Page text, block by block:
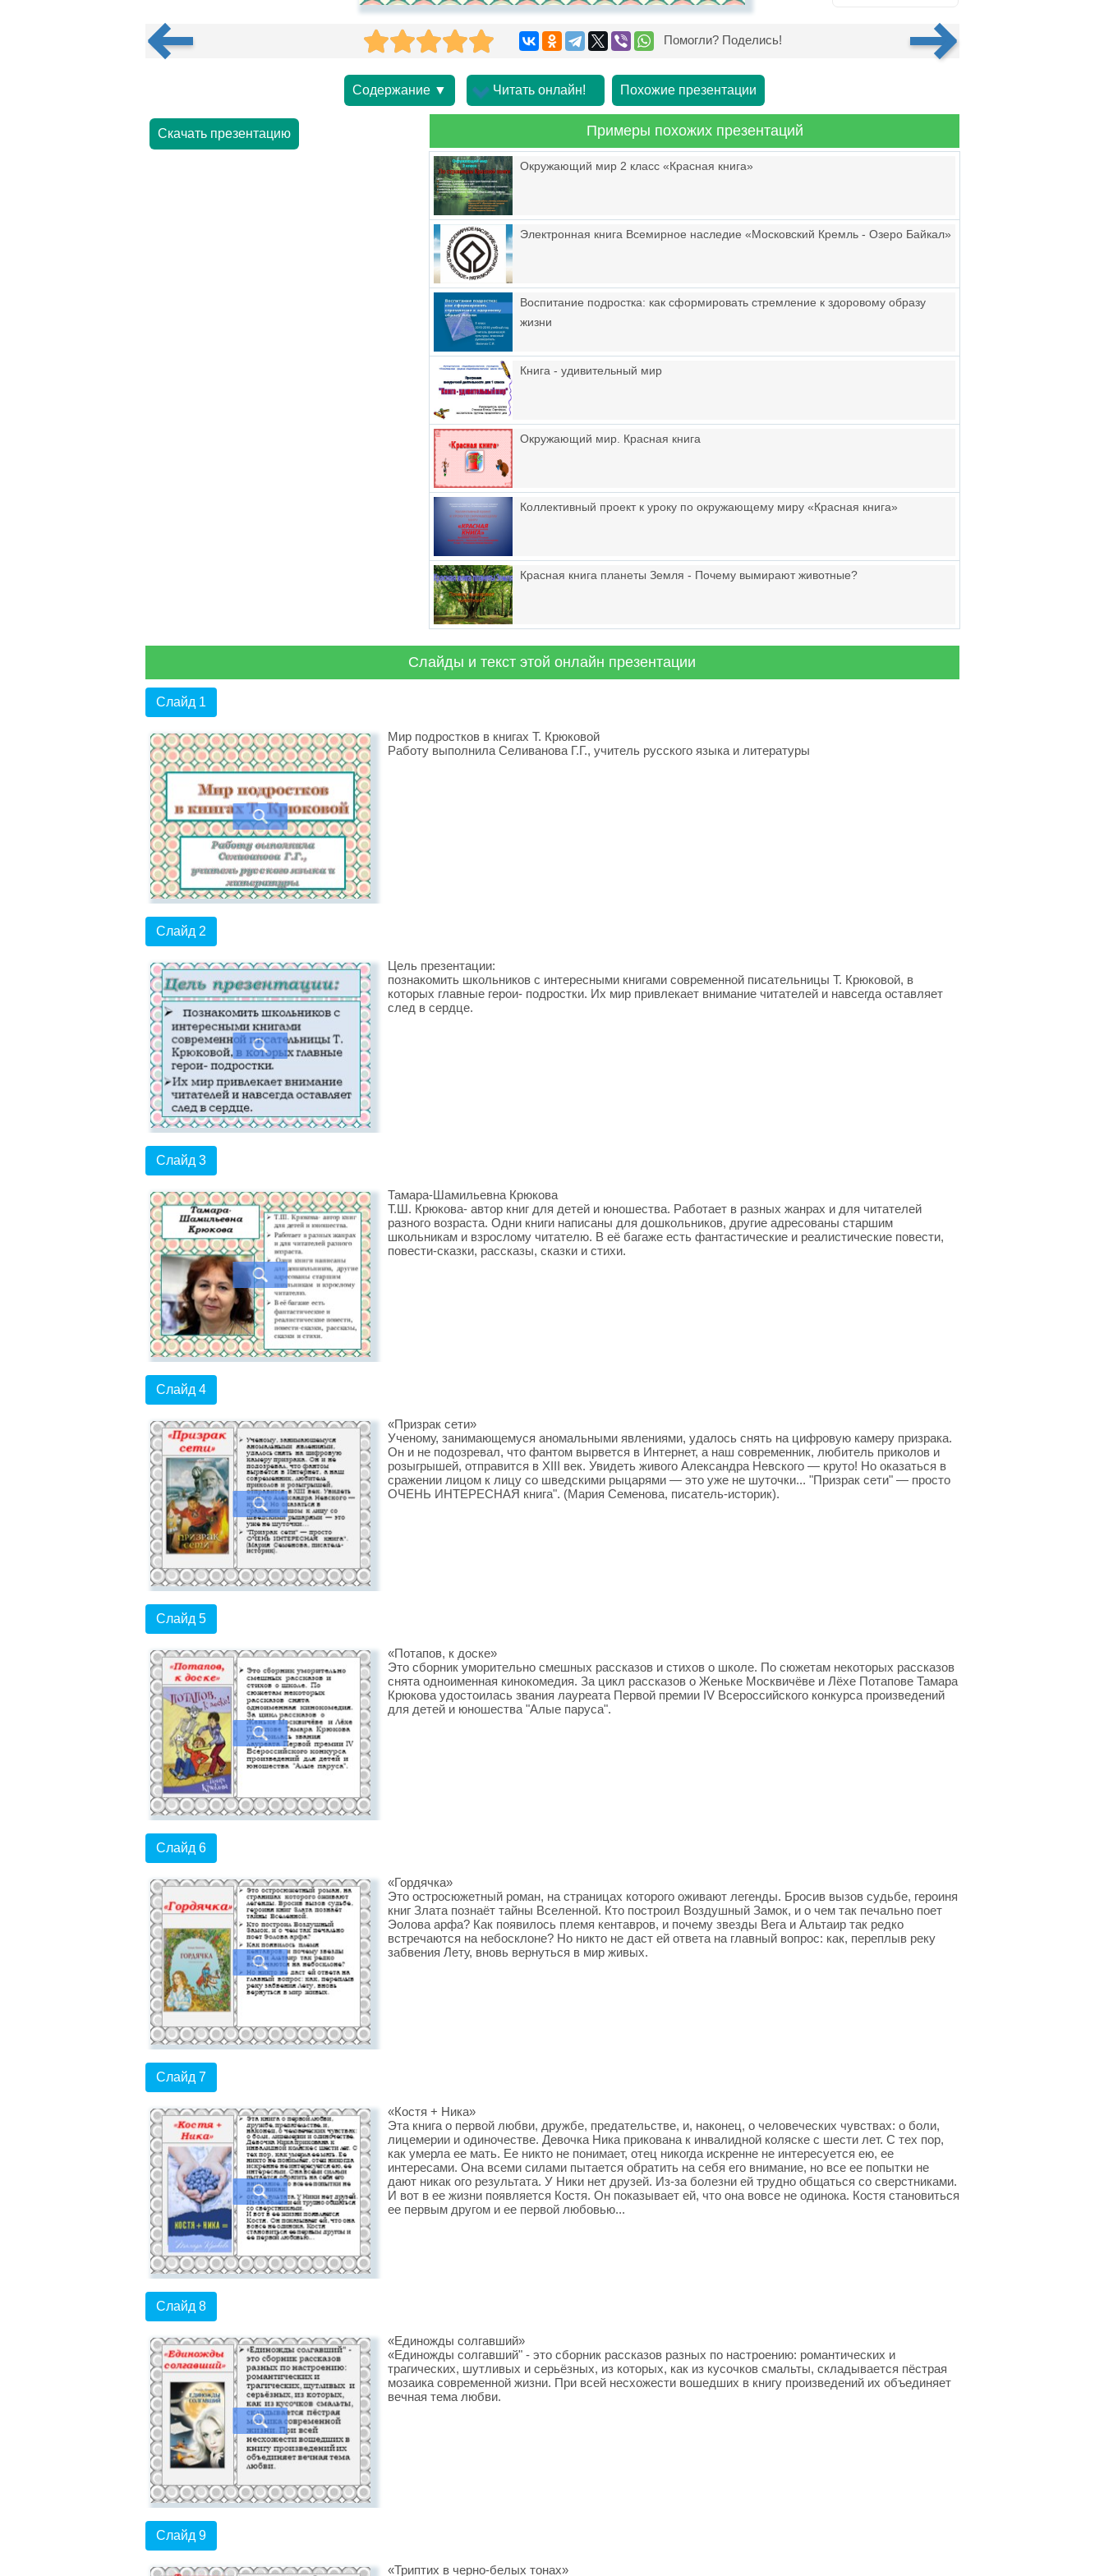
Помогли? Поделись!
Содержание ▼ Читать онлайн! Похожие презентации
Скачать презентацию Примеры похожих презентаций
Окружающий мир 2 класс «Красная книга»
Электронная книга Всемирное наследие «Московский Кремль - Озеро Байкал»
Воспитание подростка: как сформировать стремление к здоровому образу
жизни
Книга - удивительный мир
Окружающий мир. Красная книга
Коллективный проект к уроку по окружающему миру «Красная книга»
Красная книга планеты Земля - Почему вымирают животные?
Слайды и текст этой онлайн презентации
Слайд 1
Мир подростков в книгах Т. Крюковой
Работу выполнила Селиванова Г.Г., учитель русского языка и литературы
Слайд 2
Цель презентации:
познакомить школьников с интересными книгами современной писательницы Т. Крюковой, в
которых главные герои- подростки. Их мир привлекает внимание читателей и навсегда оставляет
след в сердце.
Слайд 3
Тамара-Шамильевна Крюкова
Т.Ш. Крюкова- автор книг для детей и юношества. Работает в разных жанрах и для читателей
разного возраста. Одни книги написаны для дошкольников, другие адресованы старшим
школьникам и взрослому читателю. В её багаже есть фантастические и реалистические повести,
повести-сказки, рассказы, сказки и стихи.
Слайд 4
«Призрак сети»
Ученому, занимающемуся аномальными явлениями, удалось снять на цифровую камеру призрака.
Он и не подозревал, что фантом вырвется в Интернет, а наш современник, любитель приколов и
розыгрышей, отправится в XIII век. Увидеть живого Александра Невского — круто! Но оказаться в
сражении лицом к лицу со шведскими рыцарями — это уже не шуточки... "Призрак сети" — просто
ОЧЕНЬ ИНТЕРЕСНАЯ книга". (Мария Семенова, писатель-историк).
Слайд 5
«Потапов, к доске»
Это сборник уморительно смешных рассказов и стихов о школе. По сюжетам некоторых рассказов
снята одноименная кинокомедия. За цикл рассказов о Женьке Москвичёве и Лёхе Потапове Тамара
Крюкова удостоилась звания лауреата Первой премии IV Всероссийского конкурса произведений
для детей и юношества "Алые паруса".
Слайд 6
«Гордячка»
Это остросюжетный роман, на страницах которого оживают легенды. Бросив вызов судьбе, героиня
книг Злата познаёт тайны Вселенной. Кто построил Воздушный Замок, и о чем так печально поет
Эолова арфа? Как появилось племя кентавров, и почему звезды Вега и Альтаир так редко
встречаются на небосклоне? Но никто не даст ей ответа на главный вопрос: как, переплыв реку
забвения Лету, вновь вернуться в мир живых.
Слайд 7
«Костя + Ника»
Эта книга о первой любви, дружбе, предательстве, и, наконец, о человеческих чувствах: о боли,
лицемерии и одиночестве. Девочка Ника прикована к инвалидной коляске с шести лет. С тех пор,
как умерла ее мать. Ее никто не понимает, отец никогда искренне не интересуется ею, ее
интересами. Она всеми силами пытается обратить на себя его внимание, но все ее попытки не
дают никак ого результата. У Ники нет друзей. Из-за болезни ей трудно общаться со сверстниками.
И вот в ее жизни появляется Костя. Он показывает ей, что она вовсе не одинока. Костя становиться
ее первым другом и ее первой любовью...
Слайд 8
«Единожды солгавший»
«Единожды солгавший" - это сборник рассказов разных по настроению: романтических и
трагических, шутливых и серьёзных, из которых, как из кусочков смальты, складывается пёстрая
мозаика современной жизни. При всей несхожести вошедших в книгу произведений их объединяет
вечная тема любви.
Слайд 9
«Триптих в черно-белых тонах»